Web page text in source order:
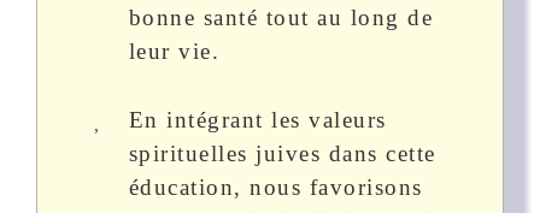
bonne santé tout au long de
leur vie.
En intégrant les valeurs
spirituelles juives dans cette
éducation, nous favorisons